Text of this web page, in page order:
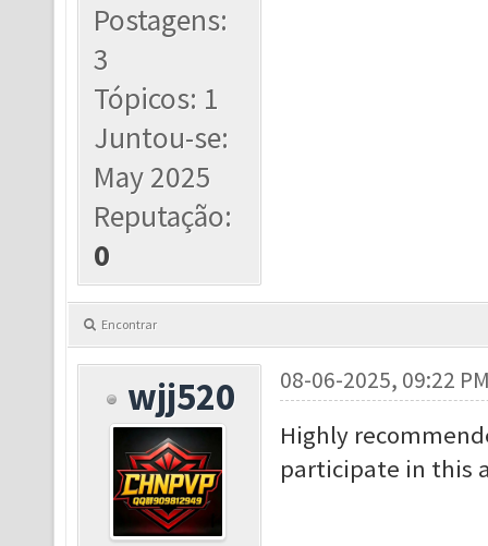
Postagens:
3
Tópicos: 1
Juntou-se:
May 2025
Reputação:
0
Encontrar
wjj520 08-06-2025, 09:22
Highly
participate in this